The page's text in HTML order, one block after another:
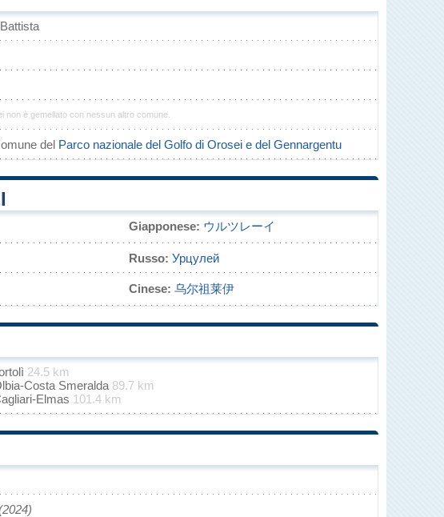
non è gemellato con nessun altro comune.
del Parco nazionale del Golfo di Orosei e del Gennargentu
Giapponese: ウルツレーイ
Russo: Урцулей
Cinese: 乌尔祖莱伊
24.5 km
Costa Smeralda 89.7 km
Elmas 101.4 km